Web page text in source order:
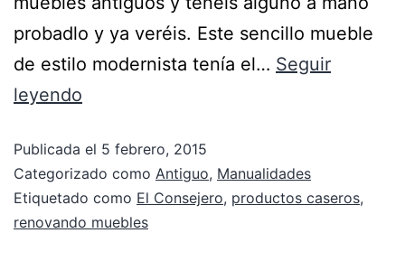
probadlo y ya veréis. Este sencillo mueble
de estilo modernista tenía el… Seguir
leyendo
Publicada el 5 febrero, 2015
Categorizado como Antiguo, Manualidades
Etiquetado como El Consejero, productos caseros,
renovando muebles